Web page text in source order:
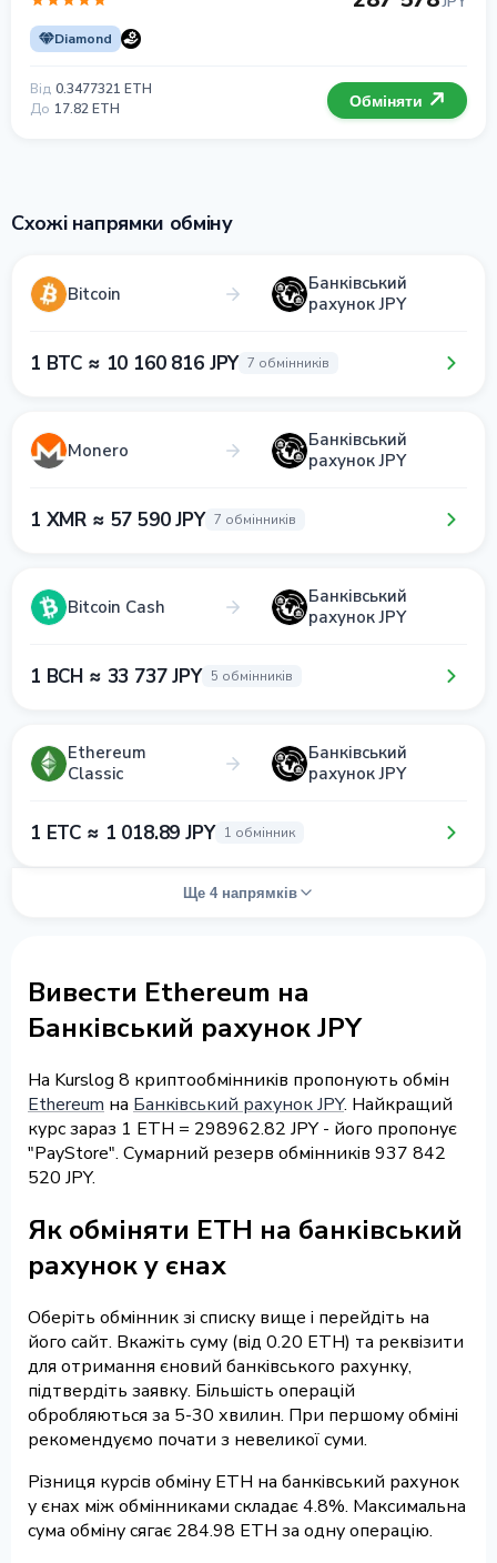
Diamond
Від 0.3477321 ETH
До 17.82 ETH Обміняти
Схожі напрямки обміну
Bitcoin
Банківський
рахунок JPY
1 BTC ≈ 10 160 816 JPY 7 обмінників
Monero
Банківський
рахунок JPY
1 XMR ≈ 57 590 JPY 7 обмінників
Bitcoin Cash
Банківський
рахунок JPY
1 BCH ≈ 33 737 JPY 5 обмінників
Ethereum
Classic
Банківський
рахунок JPY
1 ETC ≈ 1 018.89 JPY 1 обмінник
Ще 4 напрямків
Вивести Ethereum на
Банківський рахунок JPY
На Kurslog 8 криптообмінників пропонують обмін
Ethereum на Банківський рахунок JPY. Найкращий
курс зараз 1 ETH = 298962.82 JPY - його пропонує
"PayStore". Сумарний резерв обмінників 937 842
520 JPY.
Як обміняти ETH на банківський
рахунок у єнах
Оберіть обмінник зі списку вище і перейдіть на
його сайт. Вкажіть суму (від 0.20 ETH) та реквізити
для отримання єновий банківського рахунку,
підтвердіть заявку. Більшість операцій
обробляються за 5-30 хвилин. При першому обміні
рекомендуємо почати з невеликої суми.
Різниця курсів обміну ETH на банківський рахунок
у єнах між обмінниками складає 4.8%. Максимальна
сума обміну сягає 284.98 ETH за одну операцію.